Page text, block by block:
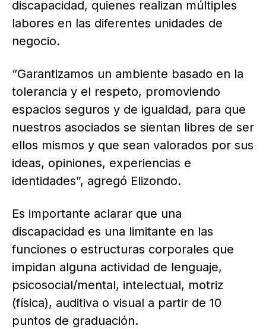
discapacidad, quienes realizan múltiples
labores en las diferentes unidades de
negocio.
“Garantizamos un ambiente basado en la
tolerancia y el respeto, promoviendo
espacios seguros y de igualdad, para que
nuestros asociados se sientan libres de ser
ellos mismos y que sean valorados por sus
ideas, opiniones, experiencias e
identidades”, agregó Elizondo.
Es importante aclarar que una
discapacidad es una limitante en las
funciones o estructuras corporales que
impidan alguna actividad de lenguaje,
psicosocial/mental, intelectual, motriz
(física), auditiva o visual a partir de 10
puntos de graduación.